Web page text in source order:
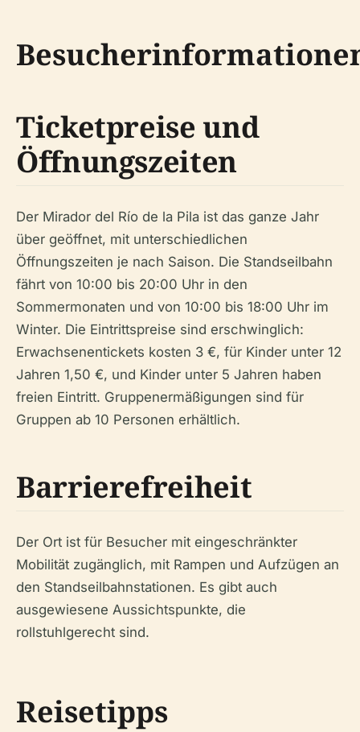
Ticketpreise und
Öffnungszeiten
Der Mirador del Río de la Pila ist das ganze Jahr
über geöffnet, mit unterschiedlichen
Öffnungszeiten je nach Saison. Die Standseilbahn
fährt von 10:00 bis 20:00 Uhr in den
Sommermonaten und von 10:00 bis 18:00 Uhr im
Winter. Die Eintrittspreise sind erschwinglich:
Erwachsenentickets kosten 3 €, für Kinder unter 12
Jahren 1,50 €, und Kinder unter 5 Jahren haben
freien Eintritt. Gruppenermäßigungen sind für
Gruppen ab 10 Personen erhältlich.
Barrierefreiheit
Der Ort ist für Besucher mit eingeschränkter
Mobilität zugänglich, mit Rampen und Aufzügen an
den Standseilbahnstationen. Es gibt auch
ausgewiesene Aussichtspunkte, die
rollstuhlgerecht sind.
Reisetipps